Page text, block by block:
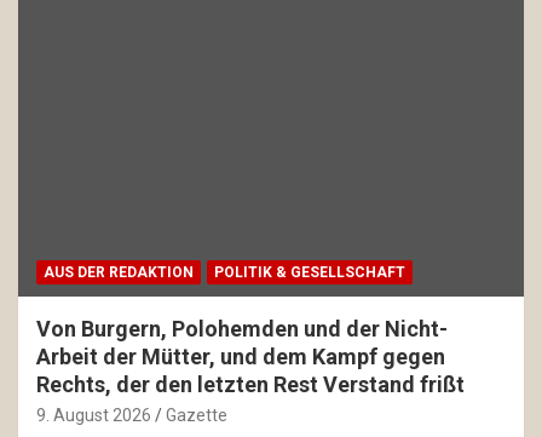
AUS DER REDAKTION POLITIK & GESELLSCHAFT
Von Burgern, Polohemden und der Nicht-
Arbeit der Mütter, und dem Kampf gegen
Rechts, der den letzten Rest Verstand frißt
9. August 2026 Gazette